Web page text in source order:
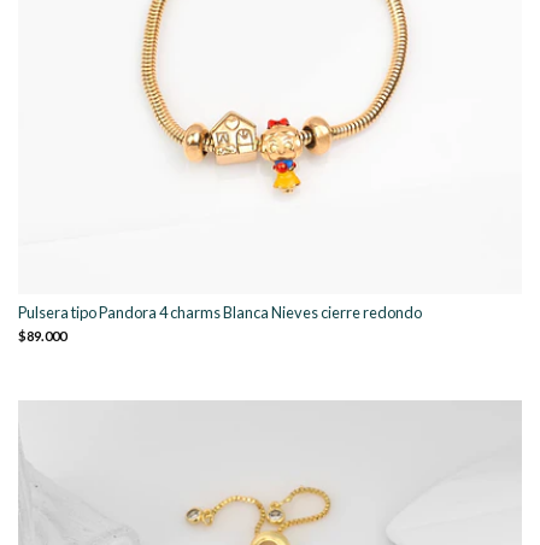
Pulsera tipo Pandora 4 charms Blanca Nieves cierre redondo
$89.000